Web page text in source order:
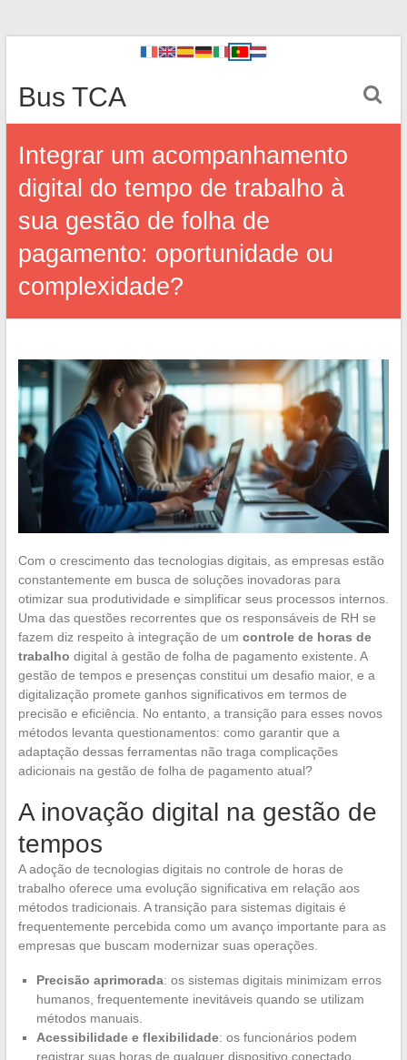
Bus TCA
Integrar um acompanhamento
digital do tempo de trabalho à
sua gestão de folha de
pagamento: oportunidade ou
complexidade?
Com o crescimento das tecnologias digitais, as empresas estão
constantemente em busca de soluções inovadoras para
otimizar sua produtividade e simplificar seus processos internos.
Uma das questões recorrentes que os responsáveis de RH se
fazem diz respeito à integração de um controle de horas de
trabalho digital à gestão de folha de pagamento existente. A
gestão de tempos e presenças constitui um desafio maior, e a
digitalização promete ganhos significativos em termos de
precisão e eficiência. No entanto, a transição para esses novos
métodos levanta questionamentos: como garantir que a
adaptação dessas ferramentas não traga complicações
adicionais na gestão de folha de pagamento atual?
A inovação digital na gestão de
tempos
A adoção de tecnologias digitais no controle de horas de
trabalho oferece uma evolução significativa em relação aos
métodos tradicionais. A transição para sistemas digitais é
frequentemente percebida como um avanço importante para as
empresas que buscam modernizar suas operações.
Precisão aprimorada: os sistemas digitais minimizam erros
humanos, frequentemente inevitáveis quando se utilizam
métodos manuais.
Acessibilidade e flexibilidade: os funcionários podem
registrar suas horas de qualquer dispositivo conectado,